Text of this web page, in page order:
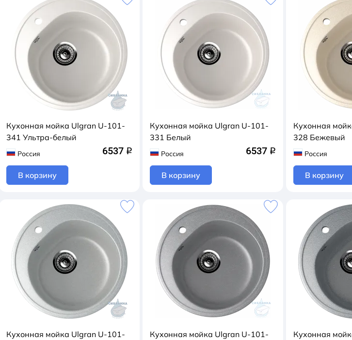
Кухонная мойка Ulgran U-101-
341 Ультра-белый
Россия 6537 q
В корзину
Кухонная мойка Ulgran U-101-
331 Белый
Россия 6537 q
В корзину
Кухонная
328 Бежевый
Россия
В корзину
Кухонная мойка Ulgran U-101-
Кухонная мойка Ulgran U-101-
Кухонная